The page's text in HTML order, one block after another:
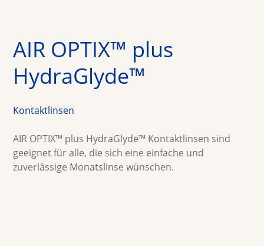
Monatslinsen
Multifokale Linsen
Farbige Linsen
Kontaktlinsenpflegemittel
AIR OPTIX™ plus
HydraGlyde™
Kontaktlinsen
AIR OPTIX™ plus HydraGlyde™ Kontaktlinsen sind
geeignet für alle, die sich eine einfache und
zuverlässige Monatslinse wünschen.